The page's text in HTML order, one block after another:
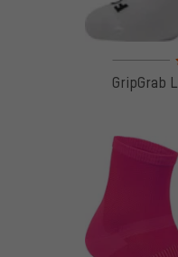
GripGrab